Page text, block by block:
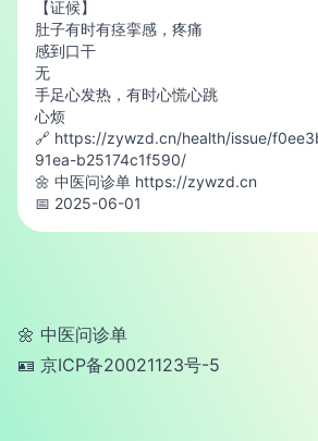
【证候】
肚子有时有痉挛感，疼痛
感到口干
无
手足心发热，有时心慌心跳
心烦
🔗 https://zywzd.cn/health/issue/
91ea-b25174c1f590/
🌼 中医问诊单 https://zywzd.cn
📅 2025-06-01
🌼 中医问诊单
🪪 京ICP备20021123号-5